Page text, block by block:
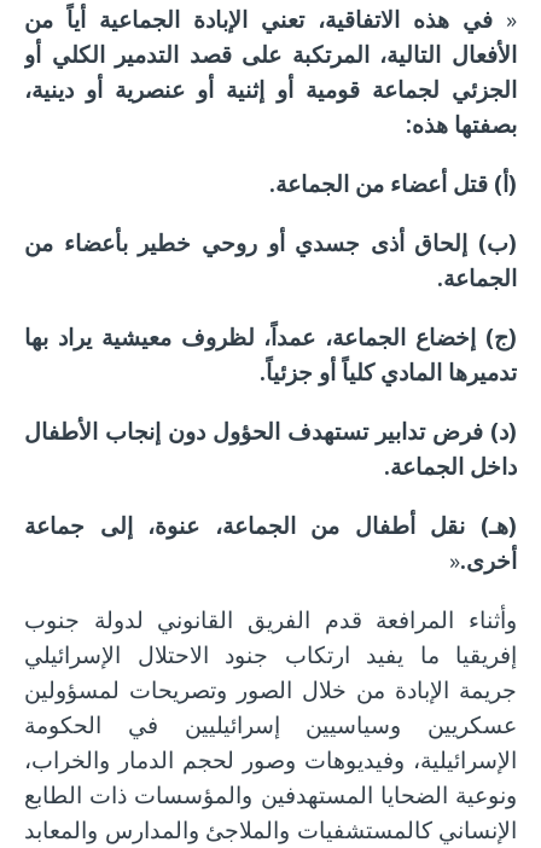
« في هذه الاتفاقية، تعني الإبادة الجماعية أياً من
الأفعال التالية، المرتكبة على قصد التدمير الكلي أو
الجزئي لجماعة قومية أو إثنية أو عنصرية أو دينية،
بصفتها هذه:
(أ) قتل أعضاء من الجماعة.
(ب) إلحاق أذى جسدي أو روحي خطير بأعضاء من
الجماعة.
(ج) إخضاع الجماعة، عمداً، لظروف معيشية يراد بها
تدميرها المادي كلياً أو جزئياً.
(د) فرض تدابير تستهدف الحؤول دون إنجاب الأطفال
داخل الجماعة.
(هـ) نقل أطفال من الجماعة، عنوة، إلى جماعة
أخرى.«
وأثناء المرافعة قدم الفريق القانوني لدولة جنوب
إفريقيا ما يفيد ارتكاب جنود الاحتلال الإسرائيلي
جريمة الإبادة من خلال الصور وتصريحات لمسؤولين
عسكريين وسياسيين إسرائيليين في الحكومة
الإسرائيلية، وفيديوهات وصور لحجم الدمار والخراب،
ونوعية الضحايا المستهدفين والمؤسسات ذات الطابع
الإنساني كالمستشفيات والملاجئ والمدارس والمعابد